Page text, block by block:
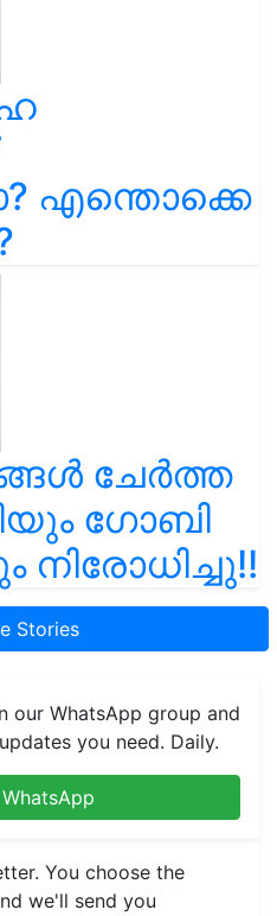
എന്തൊക്കെ
ചേർത്ത
ഗോബി
Stories
our WhatsApp group and
you need. Daily.
You choose the
we'll send you